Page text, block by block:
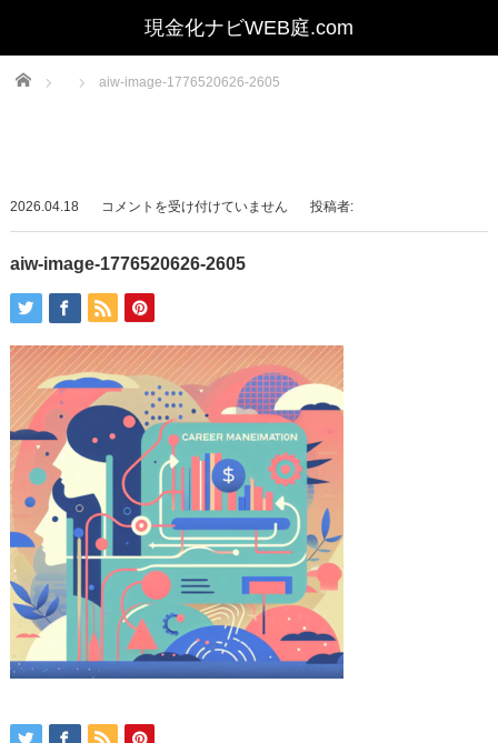
Home aiw-image-1776520626-2605
2026.04.18
aiw-
image-
1776520626-
は
コメントを受け付けていません 投稿者:
aiw-image-1776520626-2605